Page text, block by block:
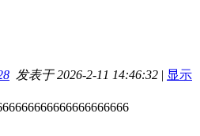
发表于 2026-2-11 14:46:32 | 显示